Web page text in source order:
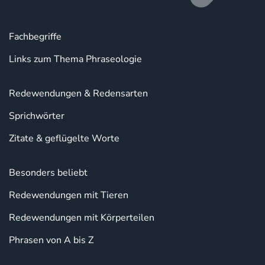
Fachbegriffe
Links zum Thema Phraseologie
Redewendungen & Redensarten
Sprichwörter
Zitate & geflügelte Worte
Besonders beliebt
Redewendungen mit Tieren
Redewendungen mit Körperteilen
Phrasen von A bis Z